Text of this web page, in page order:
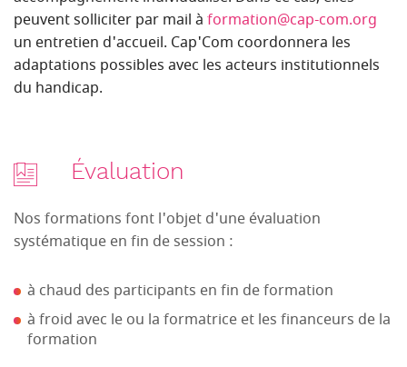
peuvent solliciter par mail à formation@cap-com.org
un entretien d'accueil. Cap'Com coordonnera les
adaptations possibles avec les acteurs institutionnels
du handicap.
Évaluation
Nos formations font l'objet d'une évaluation
systématique en fin de session :
à chaud des participants en fin de formation
à froid avec le ou la formatrice et les financeurs de la
formation